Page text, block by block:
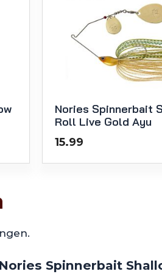
Nories Spinnerbait
Roll Live Gold Ayu
15.99
Spinnerbait